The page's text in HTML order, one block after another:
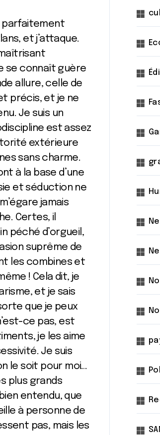
parfaitement
et j’attaque.
se connaît guère
allure, celle de
précis, et je ne
Je suis un
est assez
extérieure
sans charme.
à la base d’une
et séduction ne
jamais
Certes, il
péché d’orgueil,
suprême de
les combines et
! Cela dit, je
et je sais
que je peux
ce pas, est
je les aime
Je suis
le soit pour moi…
plus grands
entendu, que
à personne de
pas, mais les